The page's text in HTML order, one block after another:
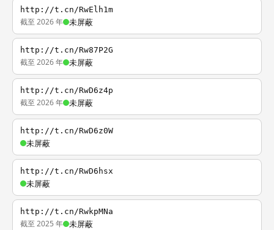
http://t.cn/RwElh1m
截至 2026 年 未屏蔽
http://t.cn/Rw87P2G
截至 2026 年 未屏蔽
http://t.cn/RwD6z4p
截至 2026 年 未屏蔽
http://t.cn/RwD6z0W
未屏蔽
http://t.cn/RwD6hsx
未屏蔽
http://t.cn/RwkpMNa
截至 2025 年 未屏蔽